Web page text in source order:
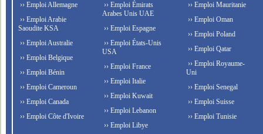
›› Emploi Allemagne
›› Emploi Arabie
Saoudite KSA
›› Emploi Australie
›› Emploi Belgique
›› Emploi Bénin
›› Emploi Cameroun
›› Emploi Canada
›› Emploi Côte d'Ivoire
›› Emploi Émirats
Arabes Unis UAE
›› Emploi Espagne
›› Emploi États-Unis
USA
›› Emploi France
›› Emploi Italie
›› Emploi Kuwait
›› Emploi Lebanon
›› Emploi Libye
›› Emploi Mauritanie
›› Emploi Oman
›› Emploi Poland
›› Emploi Qatar
›› Emploi Royaume-
Uni
›› Emploi Senegal
›› Emploi Suisse
›› Emploi Tunisie